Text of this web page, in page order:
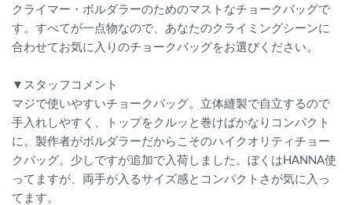
クライマー・ボルダラーのためのマストなチョークバッグで
す。すべてが一点物なので、あなたのクライミングシーンに
合わせてお気に入りのチョークバッグをお選びください。
▼スタッフコメント
マジで使いやすいチョークバッグ。立体縫製で自立するので
手入れしやすく、トップをクルッと巻けばかなりコンパクト
に。製作者がボルダラーだからこそのハイクオリティチョー
クバッグ。少しですが追加で入荷しました。ぼくはHANNA使
ってますが、両手が入るサイズ感とコンパクトさが気に入っ
てます。